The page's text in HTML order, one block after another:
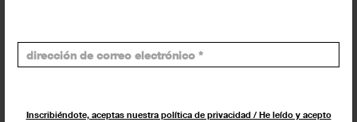
Inscribiéndote, aceptas nuestra política de privacidad / He leído y acepto
Exposiciones y actividades en tu ciudad